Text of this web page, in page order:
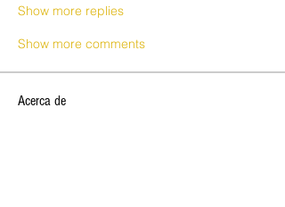
Show more replies
Show more comments
Acerca de